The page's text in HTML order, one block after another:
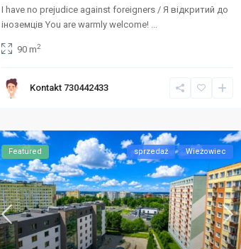
I have no prejudice against foreigners / Я відкритий до
іноземців You are warmly welcome!
90 m2
Kontakt 730442433
Featured sprzedaż Wieżowiec